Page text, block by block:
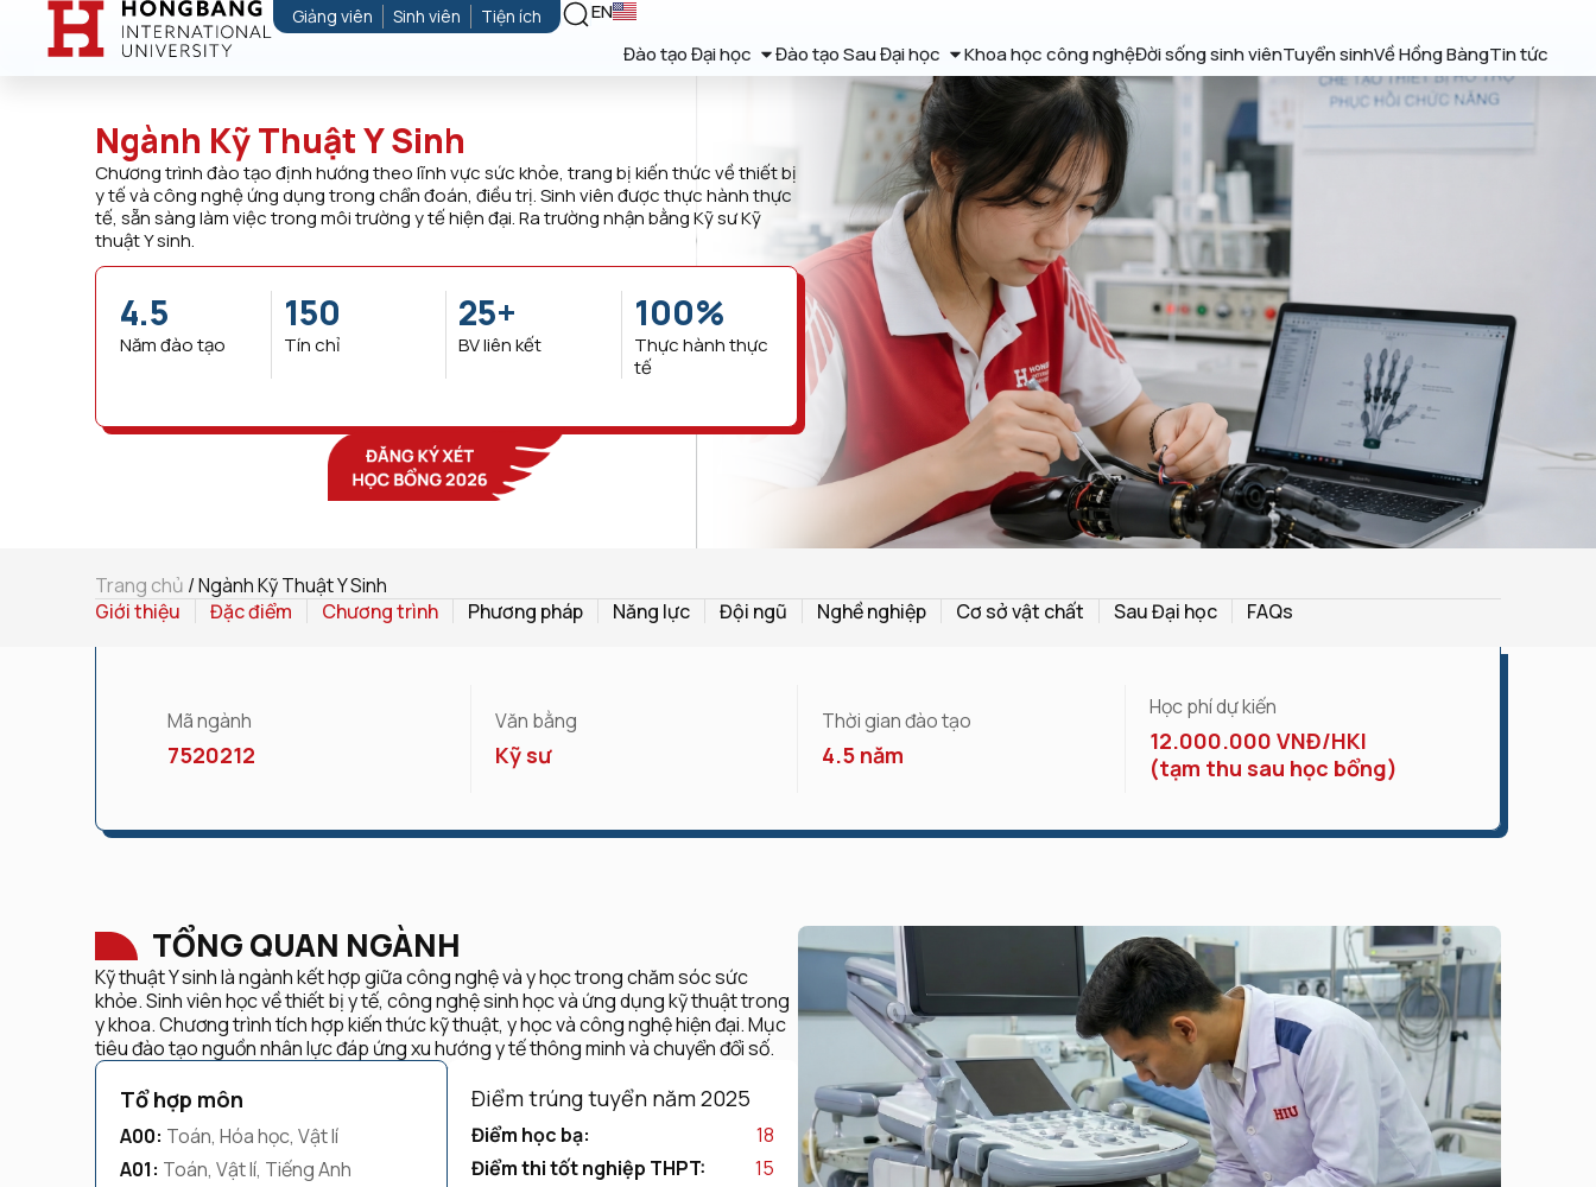
Giảng viên Sinh viên Tiện ích
EN
Đào tạo Đại học
Đào tạo Sau Đại học Khoa học công nghệĐời sống sinh viênTuyển sinhVề Hồng BàngTin tức
Ngành Kỹ Thuật Y Sinh
Chương trình đào tạo định hướng theo lĩnh vực sức khỏe, trang bị kiến thức về thiết bị
y tế và công nghệ ứng dụng trong chẩn đoán, điều trị. Sinh viên được thực hành thực
tế, sẵn sàng làm việc trong môi trường y tế hiện đại. Ra trường nhận bằng Kỹ sư Kỹ
thuật Y sinh.
Năm đào tạo
4.5
Tín chỉ
150
BV liên kết
25+
Thực hành thực
tế
100%
Trang chủ /Ngành Kỹ Thuật Y Sinh
Giới thiệu
Đặc điểm Chương trình Phương pháp Năng lực Đội ngũ Nghề nghiệp Cơ sở vật chất Sau Đại học FAQs
Mã ngành
7520212
Văn bằng
Kỹ sư
Thời gian đào tạo
4.5 năm
Học phí dự kiến
12.000.000 VNĐ/HKI
(tạm thu sau học bổng)
TỔNG QUAN NGÀNH
Kỹ thuật Y sinh là ngành kết hợp giữa công nghệ và y học trong chăm sóc sức
khỏe. Sinh viên học về thiết bị y tế, công nghệ sinh học và ứng dụng kỹ thuật trong
y khoa. Chương trình tích hợp kiến thức kỹ thuật, y học và công nghệ hiện đại. Mục
tiêu đào tạo nguồn nhân lực đáp ứng xu hướng y tế thông minh và chuyển đổi số.
Tổ hợp môn
A00: Toán, Hóa học, Vật lí
A01: Toán, Vật lí, Tiếng Anh
Điểm trúng tuyển năm 2025
Điểm học bạ:
18
Điểm thi tốt nghiệp THPT:
15